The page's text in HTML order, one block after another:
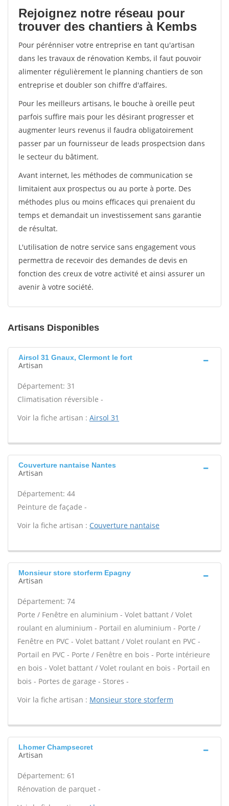
Rejoignez notre réseau pour
trouver des chantiers à Kembs
Pour pérénniser votre entreprise en tant qu'artisan
dans les travaux de rénovation Kembs, il faut pouvoir
alimenter régulièrement le planning chantiers de son
entreprise et doubler son chiffre d'affaires.
Pour les meilleurs artisans, le bouche à oreille peut
parfois suffire mais pour les désirant progresser et
augmenter leurs revenus il faudra obligatoirement
passer par un fournisseur de leads prospectsion dans
le secteur du bâtiment.
Avant internet, les méthodes de communication se
limitaient aux prospectus ou au porte à porte. Des
méthodes plus ou moins efficaces qui prenaient du
temps et demandait un investissement sans garantie
de résultat.
L'utilisation de notre service sans engagement vous
permettra de recevoir des demandes de devis en
fonction des creux de votre activité et ainsi assurer un
avenir à votre société.
Artisans Disponibles
Airsol 31 Gnaux, Clermont le fort
Artisan
Département: 31
Climatisation réversible -
Voir la fiche artisan : Airsol 31
Couverture nantaise Nantes
Artisan
Département: 44
Peinture de façade -
Voir la fiche artisan : Couverture nantaise
Monsieur store storferm Epagny
Artisan
Département: 74
Porte / Fenêtre en aluminium - Volet battant / Volet
roulant en aluminium - Portail en aluminium - Porte /
Fenêtre en PVC - Volet battant / Volet roulant en PVC -
Portail en PVC - Porte / Fenêtre en bois - Porte intérieure
en bois - Volet battant / Volet roulant en bois - Portail en
bois - Portes de garage - Stores -
Voir la fiche artisan : Monsieur store storferm
Lhomer Champsecret
Artisan
Département: 61
Rénovation de parquet -